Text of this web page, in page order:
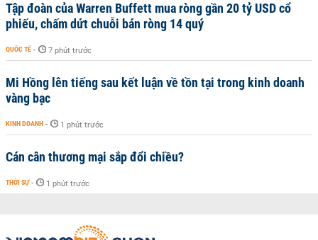
Tập đoàn của Warren Buffett mua ròng gần 20 tỷ USD cổ
phiếu, chấm dứt chuỗi bán ròng 14 quý
QUỐC TẾ - 7 phút trước
Mi Hồng lên tiếng sau kết luận về tồn tại trong kinh doanh
vàng bạc
KINH DOANH - 1 phút trước
Cán cân thương mại sắp đổi chiều?
THỜI SỰ - 1 phút trước